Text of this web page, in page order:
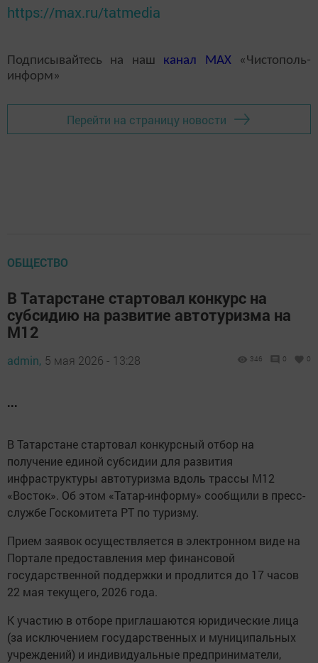
https://max.ru/tatmedia
Подписывайтесь на наш канал MAX«Чистополь-
информ»
Перейти на страницу новости
ОБЩЕСТВО
В Татарстане стартовал конкурс на
субсидию на развитие автотуризма на
М12
admin, 5 мая 2026 - 13:28 346 0 0
...
В Татарстане стартовал конкурсный отбор на
получение единой субсидии для развития
инфраструктуры автотуризма вдоль трассы М12
«Восток». Об этом «Татар-информу» сообщили в пресс-
службе Госкомитета РТ по туризму.
Прием заявок осуществляется в электронном виде на
Портале предоставления мер финансовой
государственной поддержки и продлится до 17 часов
22 мая текущего, 2026 года.
К участию в отборе приглашаются юридические лица
(за исключением государственных и муниципальных
учреждений) и индивидуальные предприниматели,